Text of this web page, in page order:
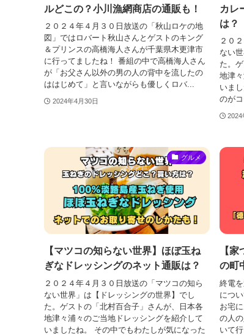
ルどこの？小川漁網商店の通販も！
２０２４年４月３０日放送の「秋山ロケの地
図」ではロバート秋山さんとゲストのキング
＆プリンスの高橋海人さんが千葉県木更津市
に行ってましたね！ 番組の中で高橋海人さん
が「お父さん以外の男の人の背中を流したの
ははじめて」と言いながらも優しくロバ...
2024年4月30日
カレ
は？
２０
ない
た。
地津
いま
のが
2024
グルメ
【マツコの知らない世界】ほぼ玉ね
ぎなドレッシングのネット通販は？
２０２４年４月３０日放送の「マツコの知ら
ない世界」は【ドレッシングの世界】でし
た。ゲストの「北村百合子」さんが、日本各
地津々浦々のご当地ドレッシングを紹介して
いましたね。 その中でもわたしが気になった
【
の町
終電
につ
お宅
の人
いて